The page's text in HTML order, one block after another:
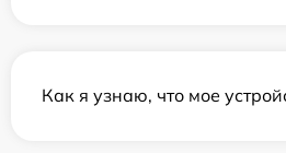
Как я узнаю, что мое